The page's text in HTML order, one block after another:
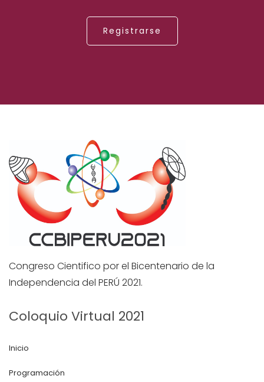
Registrarse
Congreso Cientifico por el Bicentenario de la
Independencia del PERÚ 2021.
Coloquio Virtual 2021
Inicio
Programación